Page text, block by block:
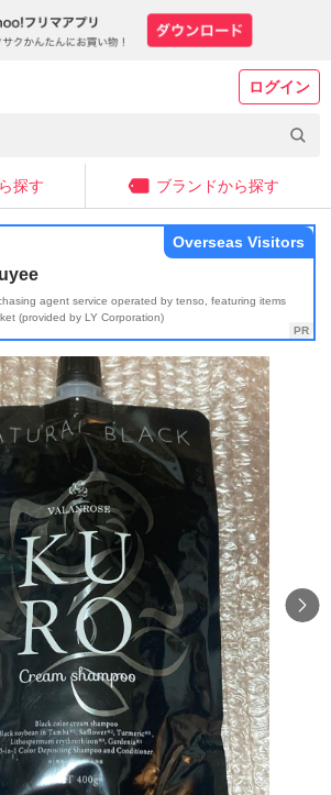
ログイン
探す ブランドから探す
agent service operated by tenso, featuring items
(provided by LY Corporation)
Overseas Visitors